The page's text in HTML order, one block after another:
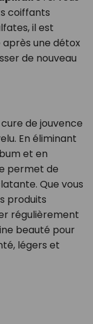
coiffants
il est
une détox
de nouveau
de jouvence
En éliminant
et en
permet de
Que vous
produits
régulièrement
beauté pour
légers et